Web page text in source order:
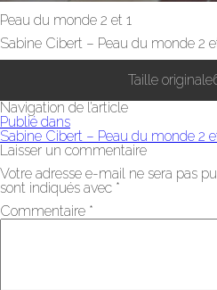
Peau du monde 2 et 1
Sabine Cibert – Peau du monde 2
Taille originale
Navigation de l’article
Publié dans
Sabine Cibert – Peau du monde 2
Laisser un commentaire
Votre adresse e-mail ne sera pas
sont indiqués avec *
Commentaire *